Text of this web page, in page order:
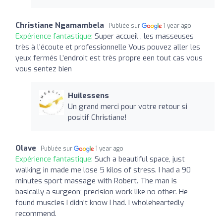
Christiane Ngamambela Publiée sur 1 year ago
Expérience fantastique: Super accueil , les masseuses
très à l’écoute et professionnelle Vous pouvez aller les
yeux fermés L’endroit est très propre een tout cas vous
vous sentez bien
Huilessens
Un grand merci pour votre retour si
positif Christiane!
Olave Publiée sur 1 year ago
Expérience fantastique: Such a beautiful space, just
walking in made me lose 5 kilos of stress. I had a 90
minutes sport massage with Robert. The man is
basically a surgeon; precision work like no other. He
found muscles I didn't know I had. I wholeheartedly
recommend.